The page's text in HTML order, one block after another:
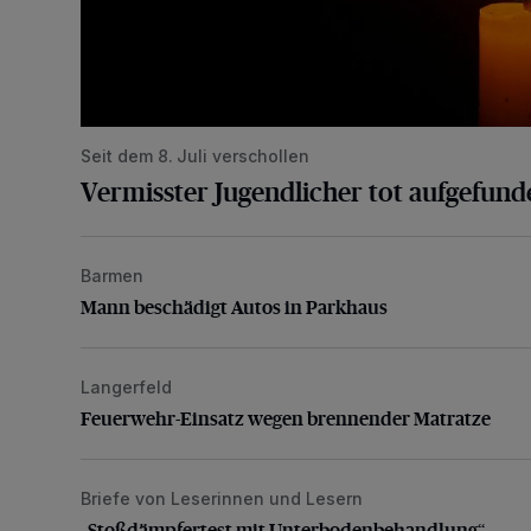
Seit dem 8. Juli verschollen
Vermisster Jugendlicher tot
Mann beschädigt Autos in Parkhaus
Barmen
Mann beschädigt Autos in Parkhaus
Feuerwehr-Einsatz wegen brennender Matratze
Langerfeld
Feuerwehr-Einsatz wegen brennender Matratze
„Stoßdämpfertest mit Unterbodenbehandlung“
Briefe von Leserinnen und Lesern